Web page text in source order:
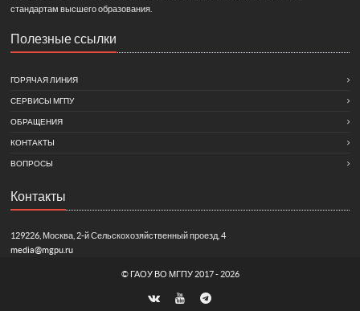
стандартам высшего образования.
Полезные ссылки
ГОРЯЧАЯ ЛИНИЯ
СЕРВИСЫ МГПУ
ОБРАЩЕНИЯ
КОНТАКТЫ
ВОПРОСЫ
Контакты
129226, Москва, 2-й Сельскохозяйственный проезд, 4
media@mgpu.ru
© ГАОУ ВО МГПУ 2017 - 2026